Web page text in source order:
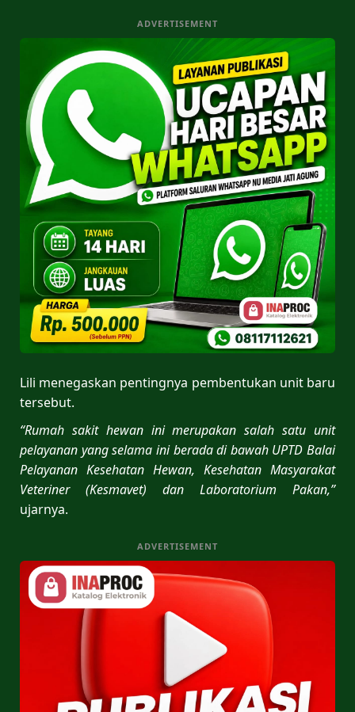
ADVERTISEMENT
Lili menegaskan pentingnya pembentukan unit baru
tersebut.
“Rumah sakit hewan ini merupakan salah satu unit
pelayanan yang selama ini berada di bawah UPTD Balai
Pelayanan Kesehatan Hewan, Kesehatan Masyarakat
Veteriner (Kesmavet) dan Laboratorium Pakan,”
ujarnya.
ADVERTISEMENT